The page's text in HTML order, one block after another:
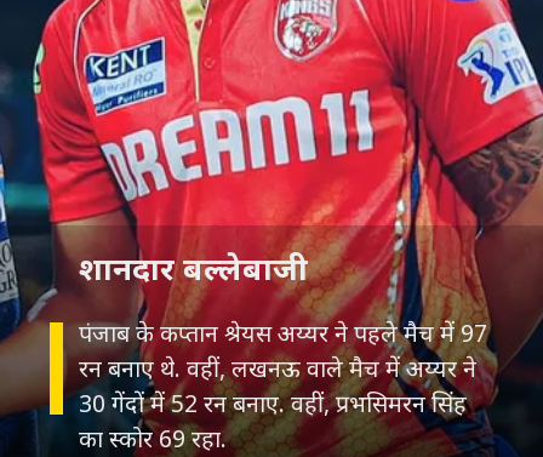
पंजाब के कप्तान श्रेयस अय्यर ने पहले मैच में 97
रन बनाए थे. वहीं, लखनऊ वाले मैच में अय्यर ने
30 गेंदों में 52 रन बनाए. वहीं, प्रभसिमरन सिंह
का स्कोर 69 रहा.
शानदार बल्लेबाजी